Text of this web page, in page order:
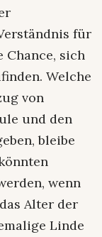
für
Chance, sich
Welche
von
und den
bleibe
wenn
Alter der
Linde